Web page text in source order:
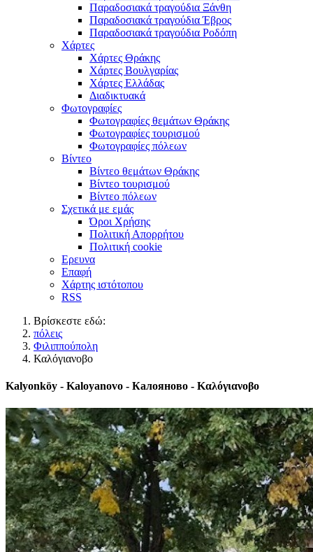
Παραδοσιακά τραγούδια Ξάνθη
Παραδοσιακά τραγούδια Έβρος
Παραδοσιακά τραγούδια Ροδόπη
Χάρτες
Χάρτες Θράκης
Χάρτες Βουλγαρίας
Χάρτες Ελλάδας
Διαδικτυακά
Φωτογραφίες
Φωτογραφίες θεμάτων Θράκης
Φωτογραφίες τουρισμού
Φωτογραφίες πόλεων
Βίντεο
Βίντεο θεμάτων Θράκης
Βίντεο τουρισμού
Βίντεο πόλεων
Σχετικά με εμάς
Όροι Χρήσης
Πολιτική Απορρήτου
Πολιτική cookie
Ερευνα
Επαφή
Χάρτης ιστότοπου
RSS
Βρίσκεστε εδώ:
πόλεις
Φιλιππούπολη
Καλόγιανοβο
Kalyonköy - Kaloyanovo - Калояново - Καλόγιανοβο